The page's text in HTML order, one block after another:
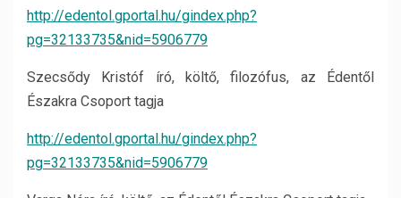
http://edentol.gportal.hu/gindex.php?
pg=32133735&nid=5906779
Szecsődy Kristóf író, költő, filozófus, az Édentől
Északra Csoport tagja
http://edentol.gportal.hu/gindex.php?
pg=32133735&nid=5906779